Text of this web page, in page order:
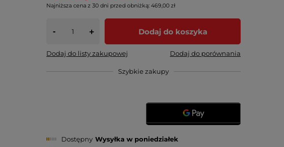
Najniższa cena z 30 dni przed obniżką:469,00 zł
- + Dodaj do koszyka
Dodaj do listy zakupowej Dodaj do porównania
Szybkie zakupy
Dostępny Wysyłkaw poniedziałek